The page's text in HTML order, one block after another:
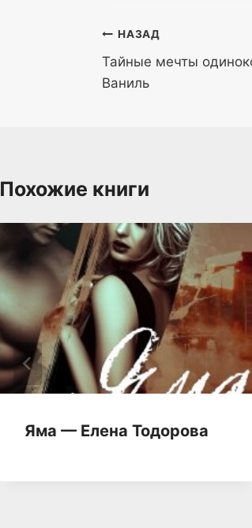
Навигация
по
записям
НАЗАД
Тайные мечты
Ваниль
Похожие книги
Яма — Елена Тодорова